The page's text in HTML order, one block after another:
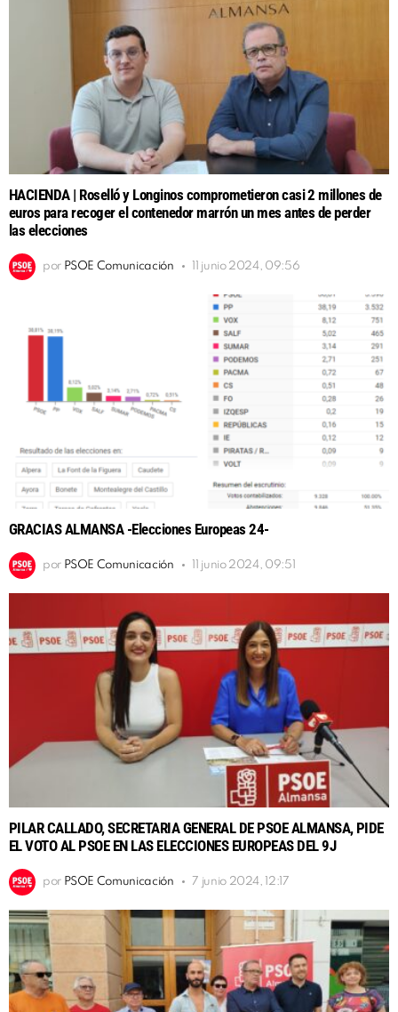
HACIENDA | Roselló y Longinos comprometieron casi 2 millones de
euros para recoger el contenedor marrón un mes antes de perder
las elecciones
por PSOE Comunicación 11 junio 2024, 09:56
GRACIAS ALMANSA -Elecciones Europeas 24-
por PSOE Comunicación 11 junio 2024, 09:51
PILAR CALLADO, SECRETARIA GENERAL DE PSOE ALMANSA, PIDE
EL VOTO AL PSOE EN LAS ELECCIONES EUROPEAS DEL 9J
por PSOE Comunicación 7 junio 2024, 12:17